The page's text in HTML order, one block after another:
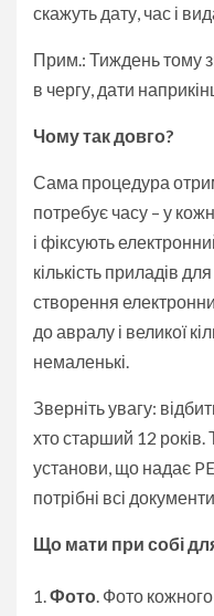
скажуть дату, час і
Прим.: Тиждень тому
в чергу, дати
Чому так довго?
Сама процедура
потребує часу – у
і фіксують
кількість приладів
створення
до авралу і великої
немаленькі.
Зверніть увагу:
хто старший 12 років.
установи, що надає
потрібні всі
Що мати при собі
Фото. Фото кожного